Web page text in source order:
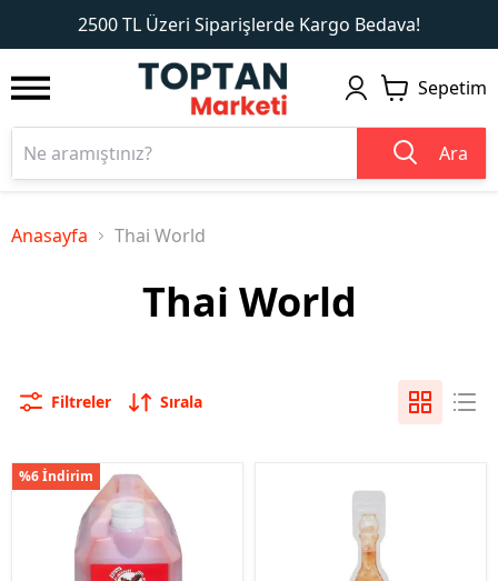
2500 TL Üzeri Siparişlerde Kargo Bedava!
1
Sepetim
Ara
Anasayfa Thai World
Thai World
Filtreler Sırala
%6 İndirim